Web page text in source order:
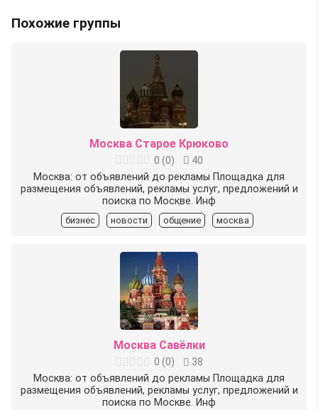
Похожие группы
Москва Старое Крюково
0 (0)
40
Москва: от объявлений до рекламы Площадка для
размещения объявлений, рекламы услуг, предложений и
поиска по Москве. Инф
бизнес новости общение москва
Москва Савёлки
0 (0)
38
Москва: от объявлений до рекламы Площадка для
размещения объявлений, рекламы услуг, предложений и
поиска по Москве. Инф